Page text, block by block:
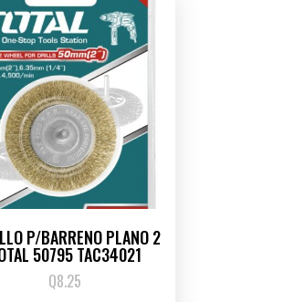
P/BARRENO PLANO 2
50795 TAC34021
Q8.25